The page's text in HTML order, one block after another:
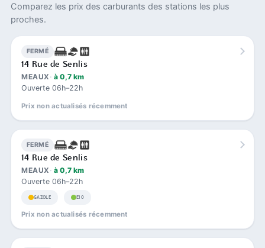
Comparez les prix des carburants des stations les plus
proches.
FERMÉ
14 Rue de Senlis
MEAUX à 0,7 km
Ouverte 06h–22h
Prix non actualisés récemment
FERMÉ
14 Rue de Senlis
MEAUX à 0,7 km
Ouverte 06h–22h
GAZOLE E10
Prix non actualisés récemment